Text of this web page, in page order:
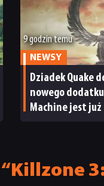
9 godzin temu
NEWSY
Dziadek Quake
nowego
Machine jest